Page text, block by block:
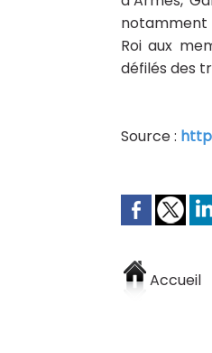
notamment
Roi aux
défilés des
Source :
Accueil